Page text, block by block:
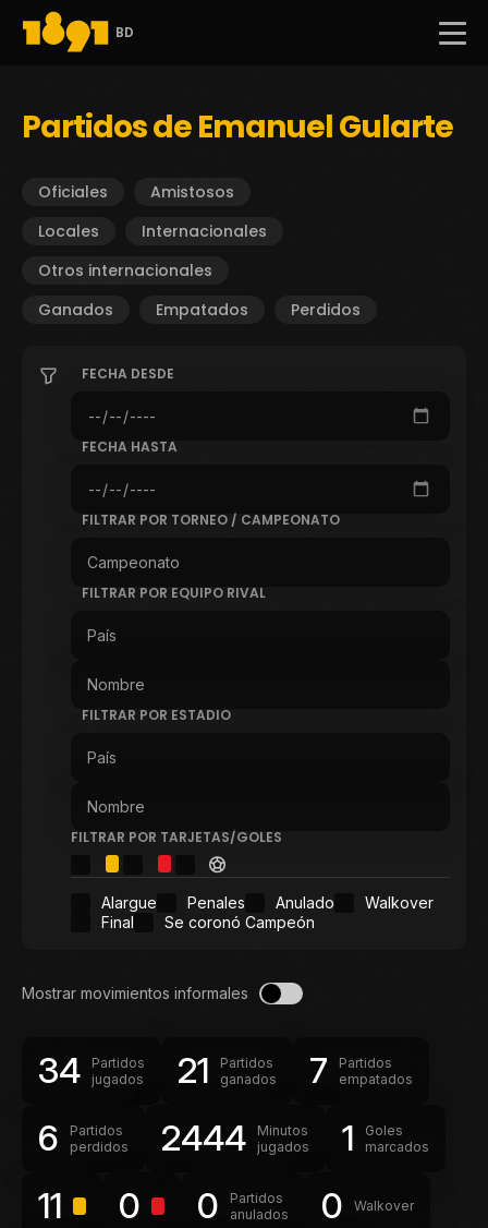
BD
Partidos de Emanuel Gularte
Oficiales
Amistosos
Locales
Internacionales
Otros internacionales
Ganados
Empatados Perdidos
FECHA DESDE
FECHA HASTA
FILTRAR POR TORNEO / CAMPEONATO
FILTRAR POR EQUIPO RIVAL
FILTRAR POR ESTADIO
FILTRAR POR TARJETAS/GOLES
Alargue Penales Anulado
Walkover
Final
Se coronó Campeón
Mostrar movimientos informales
34
Partidos
jugados
21
Partidos
ganados
7
Partidos
empatados
6
Partidos
perdidos
2444
Minutos
jugados
1
Goles
marcados
11 0 0
Partidos
anulados
0 Walkover